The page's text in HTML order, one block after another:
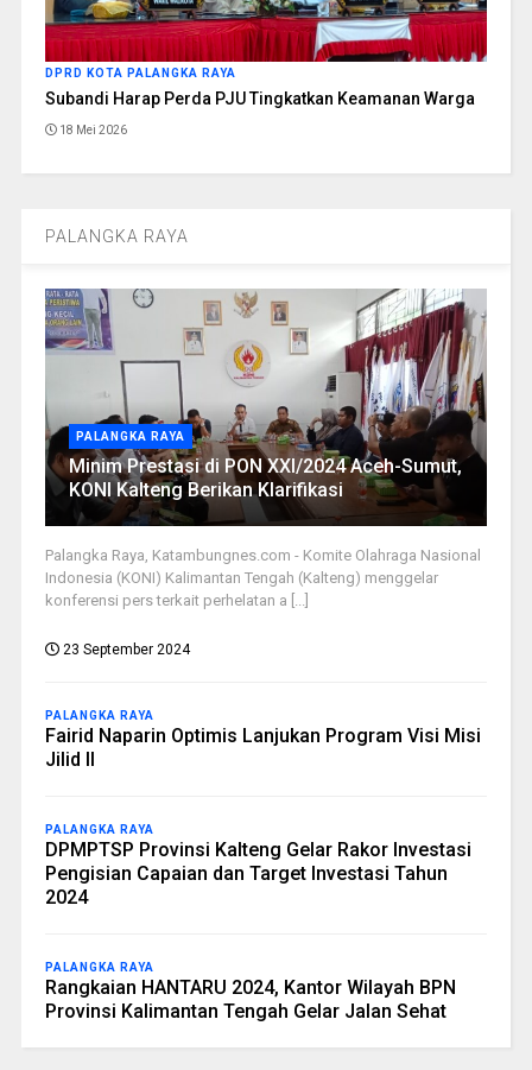
DPRD KOTA PALANGKA RAYA
Subandi Harap Perda PJU Tingkatkan Keamanan Warga
18 Mei 2026
PALANGKA RAYA
PALANGKA RAYA
Minim Prestasi di PON XXI/2024 Aceh-Sumut,
KONI Kalteng Berikan Klarifikasi
Palangka Raya, Katambungnes.com - Komite Olahraga Nasional
Indonesia (KONI) Kalimantan Tengah (Kalteng) menggelar
konferensi pers terkait perhelatan a [...]
23 September 2024
PALANGKA RAYA
Fairid Naparin Optimis Lanjukan Program Visi Misi
Jilid II
PALANGKA RAYA
DPMPTSP Provinsi Kalteng Gelar Rakor Investasi
Pengisian Capaian dan Target Investasi Tahun
2024
PALANGKA RAYA
Rangkaian HANTARU 2024, Kantor Wilayah BPN
Provinsi Kalimantan Tengah Gelar Jalan Sehat